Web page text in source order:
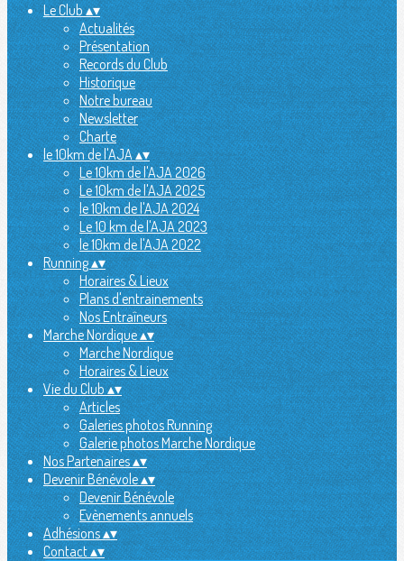
Le Club▴▾
Actualités
Présentation
Records du Club
Historique
Notre bureau
Newsletter
Charte
le 10km de l'AJA▴▾
Le 10km de l'AJA 2026
Le 10km de l'AJA 2025
le 10km de l'AJA 2024
Le 10 km de l'AJA 2023
le 10km de l'AJA 2022
Running▴▾
Horaires & Lieux
Plans d'entrainements
Nos Entraîneurs
Marche Nordique▴▾
Marche Nordique
Horaires & Lieux
Vie du Club▴▾
Articles
Galeries photos Running
Galerie photos Marche Nordique
Nos Partenaires▴▾
Devenir Bénévole▴▾
Devenir Bénévole
Evènements annuels
Adhésions▴▾
Contact▴▾